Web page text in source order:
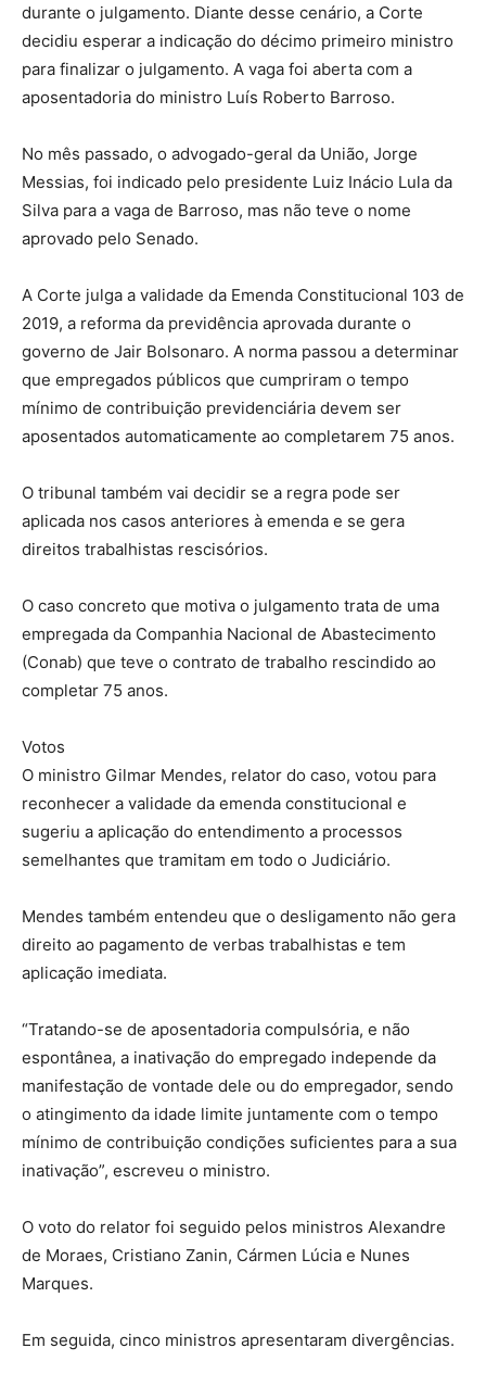
durante o julgamento. Diante desse cenário, a Corte
decidiu esperar a indicação do décimo primeiro ministro
para finalizar o julgamento. A vaga foi aberta com a
aposentadoria do ministro Luís Roberto Barroso.
No mês passado, o advogado-geral da União, Jorge
Messias, foi indicado pelo presidente Luiz Inácio Lula da
Silva para a vaga de Barroso, mas não teve o nome
aprovado pelo Senado.
A Corte julga a validade da Emenda Constitucional 103 de
2019, a reforma da previdência aprovada durante o
governo de Jair Bolsonaro. A norma passou a determinar
que empregados públicos que cumpriram o tempo
mínimo de contribuição previdenciária devem ser
aposentados automaticamente ao completarem 75 anos.
O tribunal também vai decidir se a regra pode ser
aplicada nos casos anteriores à emenda e se gera
direitos trabalhistas rescisórios.
O caso concreto que motiva o julgamento trata de uma
empregada da Companhia Nacional de Abastecimento
(Conab) que teve o contrato de trabalho rescindido ao
completar 75 anos.
Votos
O ministro Gilmar Mendes, relator do caso, votou para
reconhecer a validade da emenda constitucional e
sugeriu a aplicação do entendimento a processos
semelhantes que tramitam em todo o Judiciário.
Mendes também entendeu que o desligamento não gera
direito ao pagamento de verbas trabalhistas e tem
aplicação imediata.
“Tratando-se de aposentadoria compulsória, e não
espontânea, a inativação do empregado independe da
manifestação de vontade dele ou do empregador, sendo
o atingimento da idade limite juntamente com o tempo
mínimo de contribuição condições suficientes para a sua
inativação”, escreveu o ministro.
O voto do relator foi seguido pelos ministros Alexandre
de Moraes, Cristiano Zanin, Cármen Lúcia e Nunes
Marques.
Em seguida, cinco ministros apresentaram divergências.